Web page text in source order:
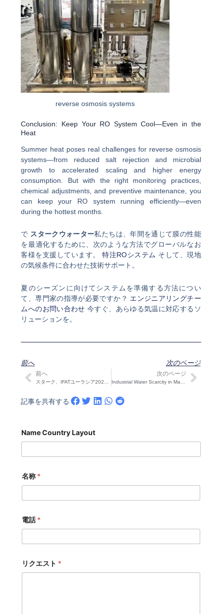
reverse osmosis systems
Conclusion: Keep Your RO System Cool—Even in the
Heat
Summer heat poses real challenges for reverse osmosis
systems—from reduced salt rejection and microbial
growth to accelerated scaling and higher energy
consumption. But with the right monitoring practices,
chemical adjustments, and preventive maintenance, you
can keep your RO system running efficiently—even
during the hottest months.
で スタークウォーター私たちは、年間を通じて膜の性能
を最適化するために、次のような方法でグローバルなお
客様を支援しています。特注ROシステム そして、現地
の気候条件に合わせた技術サポート。
夏のシーズンに向けてシステムを準備する方法につい
て、専門家の指導が必要ですか？ エンジニアリングチー
ムへのお問い合わせ 今すぐ、あらゆる気温に対応するソ
リューションを。
前へ 次のページ
Prev
前へ
スターク、IFATユーラシア2025に出展：水処理のイノベーションをリードする
次のページ
Industrial Water Scarcity in Manufacturing: Key Risks and Solutions | STARK次の
記事を共有する
Name Country Layout
名称 *
電話*
リクエスト *